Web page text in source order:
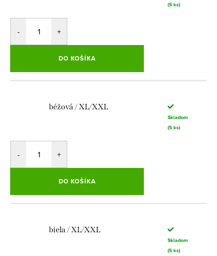
(5 ks)
DO KOŠÍKA
béžová / XL/XXL
Skladom
(5 ks)
DO KOŠÍKA
biela / XL/XXL
Skladom
(5 ks)